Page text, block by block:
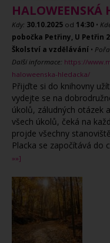
HALOWEENSKÁ
Kdy: 30.10.2025 od 14:30 •
pobočka Petřiny, U Petřin
Školství a vzdělávání •
Další informace: https://
haloweenska-hledacka/
Přijďte si do knihovny
vydejte se na
úkolů, záludných otázek
všech úkolů, čeká na
projde všechny
Placka se započítává do
»»]